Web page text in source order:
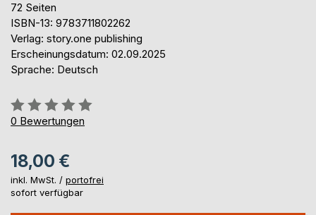
72 Seiten
ISBN-13: 9783711802262
Verlag: story.one publishing
Erscheinungsdatum: 02.09.2025
Sprache: Deutsch
Bewertung::
0%
0 Bewertungen
18,00 €
inkl. MwSt. / portofrei
sofort verfügbar